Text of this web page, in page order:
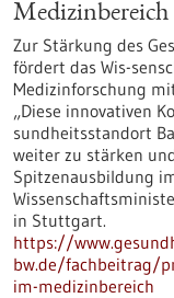
Medizinbereich
Zur Stärkung des
fördert das Wis-
Medizinforschung
„Diese innovativen
sundheitsstandort
weiter zu stärken
Spitzenausbildung
in Stuttgart.
https://
bw.de/fachbeitrag/
im-medizinbereich